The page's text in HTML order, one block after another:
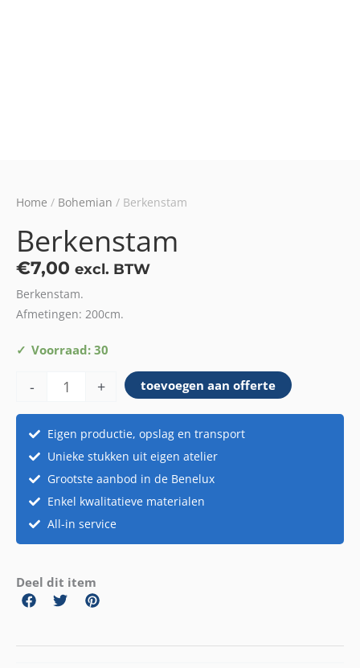
Home / Bohemian / Berkenstam
Berkenstam
€7,00 excl. BTW
Berkenstam.
Afmetingen: 200cm.
Voorraad: 30
-
Berkenstam
+ toevoegen aan offerte
Eigen productie, opslag en transport
Unieke stukken uit eigen atelier
Grootste aanbod in de Benelux
Enkel kwalitatieve materialen
All-in service
Deel dit item